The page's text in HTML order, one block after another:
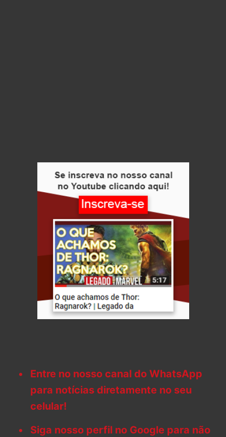
Entre no nosso canal do WhatsApp
para notícias diretamente no seu
celular!
Siga nosso perfil no Google para não